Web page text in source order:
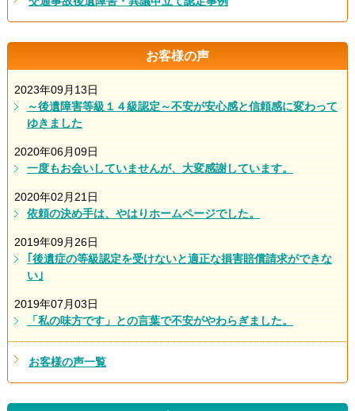
お客様の声
2023年09月13日
～後遺障害等級１４級認定～不安が安心感と信頼感に変わって
ゆきました
2020年06月09日
一度もお会いしていませんが、大変感謝しています。
2020年02月21日
依頼の決め手は、やはりホームページでした。
2019年09月26日
｢後遺症の等級認定を受けないと適正な損害賠償請求ができな
い｣
2019年07月03日
「私の味方です」との言葉で不安がやわらぎました。
お客様の声一覧